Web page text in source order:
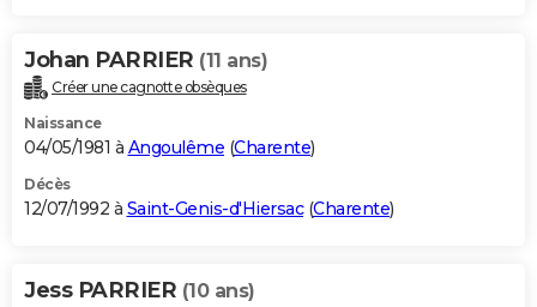
Johan PARRIER (11 ans)
Créer une cagnotte obsèques
Naissance
04/05/1981 à Angoulême (Charente)
Décès
12/07/1992 à Saint-Genis-d'Hiersac(Charente)
Jess PARRIER (10 ans)